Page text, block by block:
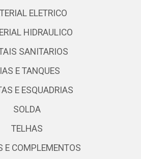
ELETRICO
HIDRAULICO
SANITARIOS
E TANQUES
E ESQUADRIAS
SOLDA
TELHAS
E COMPLEMENTOS